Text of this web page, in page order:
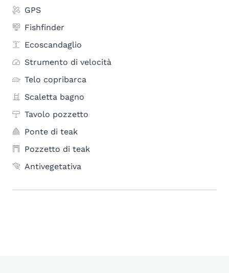
GPS
Fishfinder
Ecoscandaglio
Strumento di velocità
Telo copribarca
Scaletta bagno
Tavolo pozzetto
Ponte di teak
Pozzetto di teak
Antivegetativa